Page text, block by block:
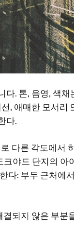
다. 톤, 음영, 색
, 애매한 모서
다.
다른 각도에서
크야드 단지의
다: 부두 근처에
결되지 않은 부분